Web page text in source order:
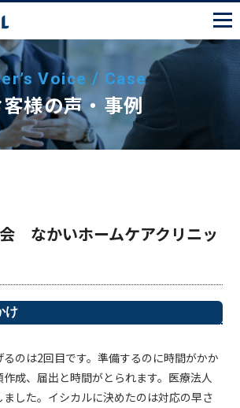
Voice / Case
様の声・事例
なかいホームケアクリニッ
け
のは2回目です。準備するのに時間がかか
成、届出と時間がとられます。医療法人
した。イシカルに決めたのは対応の早さ